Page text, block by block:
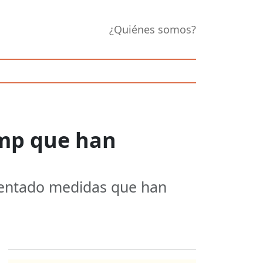
¿Quiénes somos?
que han
medidas que han